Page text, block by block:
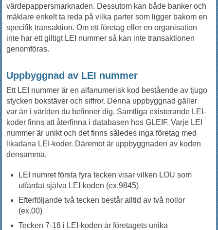
värdepappersmarknaden. Dessutom kan både banker och
mäklare enkelt ta reda på vilka parter som ligger bakom en
specifik transaktion. Om ett företag eller en organisation
inte har ett giltigt LEI nummer så kan inte transaktionen
genomföras.
Uppbyggnad av LEI nummer
Ett LEI nummer är en alfanumerisk kod bestående av tjugo
stycken bokstäver och siffror. Denna uppbyggnad gäller
var än i världen du befinner dig. Samtliga existerande LEI-
koder finns att återfinna i databasen hos GLEIF. Varje LEI
nummer är unikt och det finns således inga företag med
likadana LEI-koder. Däremot är uppbyggnaden av koden
densamma.
LEI numret första fyra tecken visar vilken LOU som
utfärdat själva LEI-koden (ex.9845)
Efterföljande två tecken består alltid av två nollor
(ex.00)
Tecken 7-18 i LEI-koden är företagets unika